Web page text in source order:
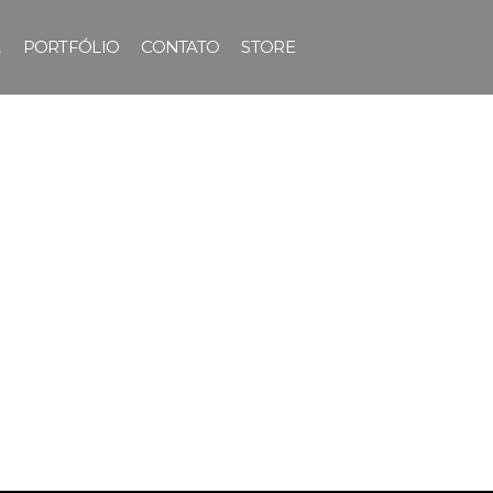
PORTFÓLIO CONTATO STORE